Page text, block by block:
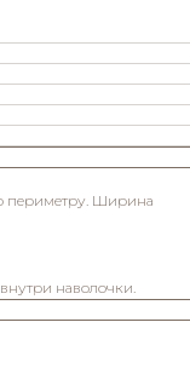
периметру. Ширина
наволочки.